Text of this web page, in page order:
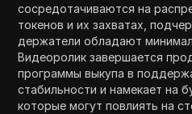
сосредотачиваются на
токенов и их захватах,
держатели обладают
Видеоролик завершается
программы выкупа в
стабильности и намекает на
которые могут повлиять на